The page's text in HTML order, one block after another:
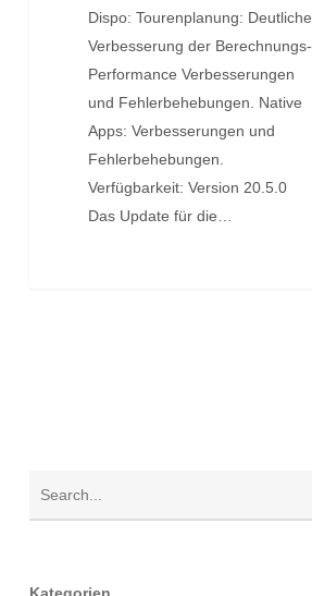
Dispo: Tourenplanung: Deutliche
Verbesserung der Berechnungs-
Performance Verbesserungen
und Fehlerbehebungen. Native
Apps: Verbesserungen und
Fehlerbehebungen.
Verfügbarkeit: Version 20.5.0
Das Update für die…
Kategorien